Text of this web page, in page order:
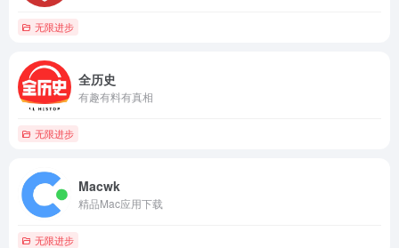
无限进步
全历史
有趣有料有真相
无限进步
Macwk
精品Mac应用下载
无限进步